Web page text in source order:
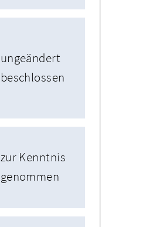
ungeändert
beschlossen
zur Kenntnis
genommen